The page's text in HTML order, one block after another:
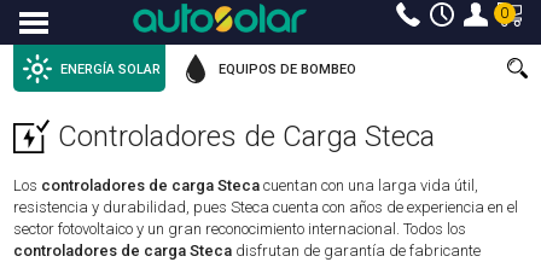
Menu 0
ENERGÍA SOLAR EQUIPOS DE BOMBEO
Controladores de Carga Steca
Los controladores de carga Steca cuentan con una larga vida útil,
resistencia y durabilidad, pues Steca cuenta con años de experiencia en el
sector fotovoltaico y un gran reconocimiento internacional. Todos los
controladores de carga Steca disfrutan de garantía de fabricante